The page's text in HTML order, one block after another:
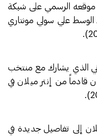
موقعه الرسمي على شبكة
علي سولي مونتاري
الذي يشارك مع منتخب
قادماً من إنتر ميلان في
إلى تفاصيل جديدة في